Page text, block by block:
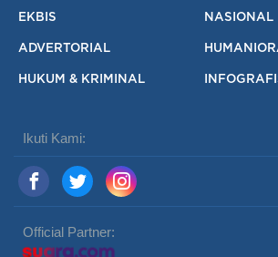
EKBIS NASIONAL
ADVERTORIAL
HUKUM & KRIMINAL
Ikuti Kami:
Official Partner: